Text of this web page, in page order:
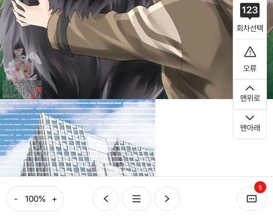
- +
5
회차선택
오류
맨위로
맨아래